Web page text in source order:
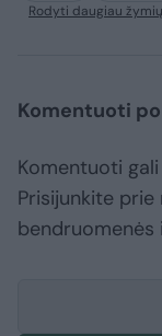
Rodyti daugiau žymių
Komentuoti
Komentuoti
Prisijunkite